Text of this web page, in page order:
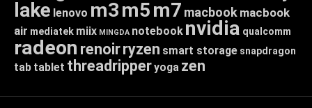
lake lenovo m3m5m7 macbook macbook
air mediatek miix MINGDA notebook nvidia qualcomm
radeon renoirryzen smart storage snapdragon
tab tablet threadripperyoga zen